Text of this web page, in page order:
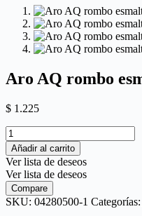
Aro AQ rombo
$ 1.225
Añadir al carrito
Ver lista de deseos
Ver lista de deseos
Compare
SKU: 04280500-1 Categorías: